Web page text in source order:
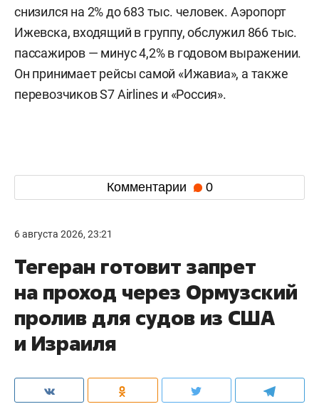
снизился на 2% до 683 тыс. человек. Аэропорт
Ижевска, входящий в группу, обслужил 866 тыс.
пассажиров — минус 4,2% в годовом выражении.
Он принимает рейсы самой «Ижавиа», а также
перевозчиков S7 Airlines и «Россия».
Комментарии 0
6 августа 2026, 23:21
Тегеран готовит запрет
на проход через Ормузский
пролив для судов из США
и Израиля